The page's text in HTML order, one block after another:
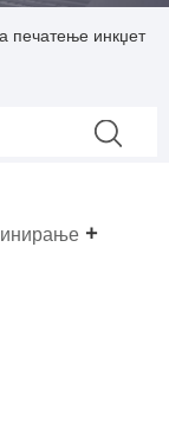
печатење инкџет